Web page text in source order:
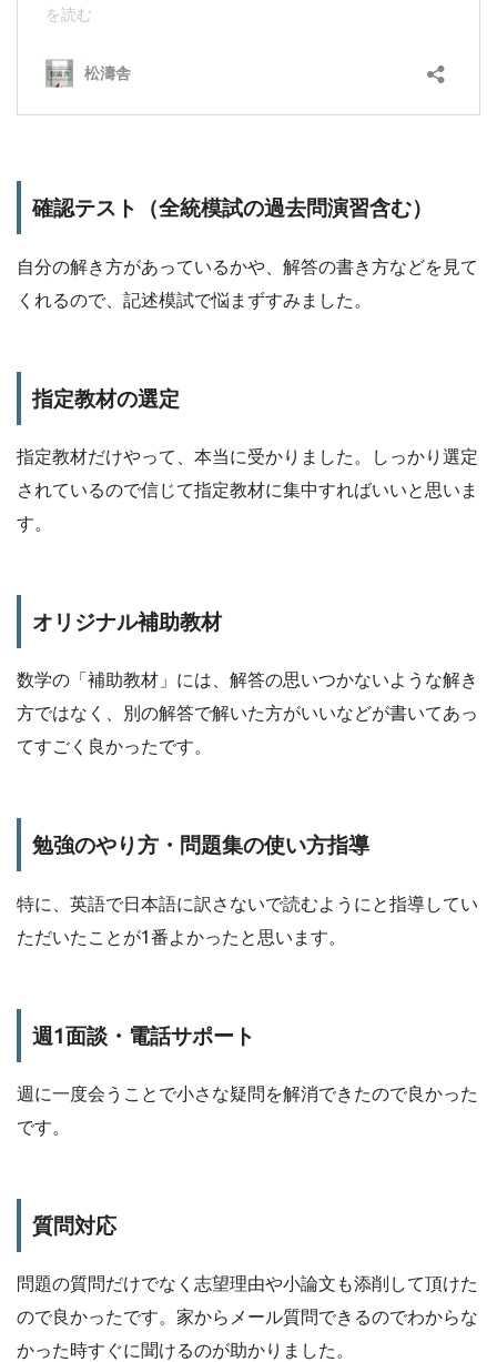
確認テスト（全統模試の過去問演習含む）
自分の解き方があっているかや、解答の書き方などを見て
くれるので、記述模試で悩まずすみました。
指定教材の選定
指定教材だけやって、本当に受かりました。しっかり選定
されているので信じて指定教材に集中すればいいと思いま
す。
オリジナル補助教材
数学の「補助教材」には、解答の思いつかないような解き
方ではなく、別の解答で解いた方がいいなどが書いてあっ
てすごく良かったです。
勉強のやり方・問題集の使い方指導
特に、英語で日本語に訳さないで読むようにと指導してい
ただいたことが1番よかったと思います。
週1面談・電話サポート
週に一度会うことで小さな疑問を解消できたので良かった
です。
質問対応
問題の質問だけでなく志望理由や小論文も添削して頂けた
ので良かったです。家からメール質問できるのでわからな
かった時すぐに聞けるのが助かりました。